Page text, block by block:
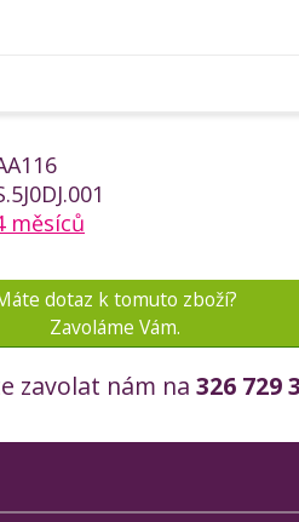
měsíců
dotaz k tomuto zboží?
Zavoláme Vám.
zavolat nám na 326 729